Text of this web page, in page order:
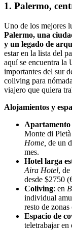
1. Palermo,
Uno de los mejores
Palermo, una
y un legado de
estar en la lista del
aquí se encuentra la
importantes del sur
coliving para
viajero que quiera
Alojamientos y
Apartamento
Monte di Pietà
Home, de un
mes.
Hotel larga
Aira Hotel,
desde $2750
Coliving: en
individual
resto de
Espacio de
teletrabajar